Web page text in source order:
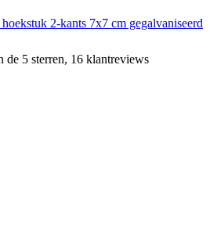
2-kants 7x7 cm gegalvaniseerd
de 5 sterren, 16 klantreviews